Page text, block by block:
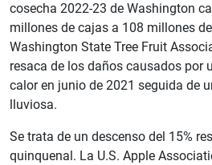
cosecha 2022-23 de Washington
millones de cajas a 108 millones
Washington State Tree Fruit
resaca de los daños causados por
calor en junio de 2021 seguida de
lluviosa.
Se trata de un descenso del 15%
quinquenal. La U.S. Apple